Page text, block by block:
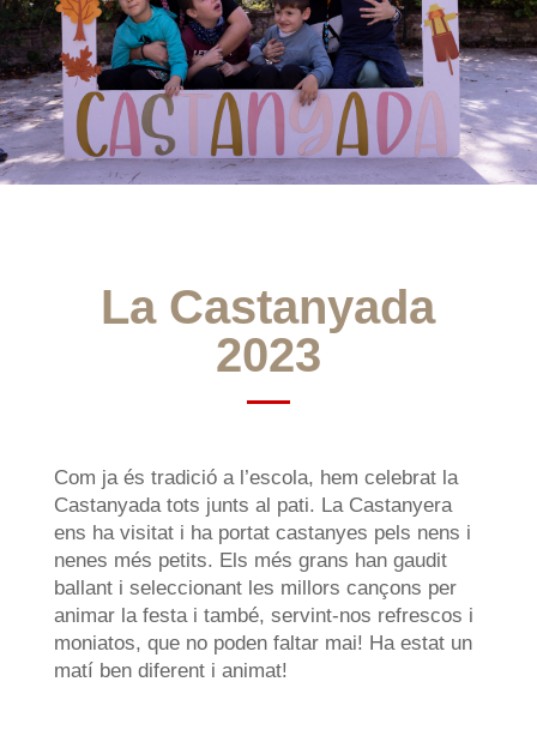
La Castanyada
2023
Com ja és tradició a l’escola, hem celebrat la
Castanyada tots junts al pati. La Castanyera
ens ha visitat i ha portat castanyes pels nens i
nenes més petits. Els més grans han gaudit
ballant i seleccionant les millors cançons per
animar la festa i també, servint-nos refrescos i
moniatos, que no poden faltar mai! Ha estat un
matí ben diferent i animat!